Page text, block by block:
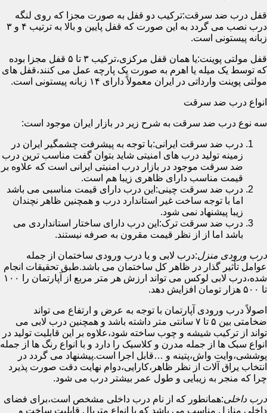
قفل درب ضد سرقت:ترکیب دو قفل به صورت مجزا که روی لنگه
درب نصب می گردد به این صورت که قفل پایین و بالا به ترتیب ۴ و ۳
زبانه پیستونی است.
قفل مولتی پوینت:یا همان قفل مرکزی،ترکیب ۳ تا ۵ قفل مجزا بوده
که توسط یک میله یا اهرم به صورت یک پارچه عمل می کنند،قفل های
مولتی پوینت وارداتی در ایران معمولاً دارای ۱۴ زبانه پیستونی است.
انواع درب ضد سرقت
سه نوع درب ضد سرقت به شرح زیر در بازار ایران موجود است:
درب ضد سرقت ایرانی:با توجه به پیشرفت چشمگیر ایران در
زمینه تولید درب های امنیتی شاید بتوان گفت مناسب ترین درب
ضد سرقت موجود در بازار درب امنیتی ایرانی است که علاوه بر
قیمت مناسب دارای ظاهری زیبا هم است.
درب ضد سرقت چینی:این درب دارای قیمت مناسبی می باشد
اما با توجه ساخت غیر استاندارد درب و همچنین ظاهر نچندان
زیبا پیشنهاد نمی شود.
درب ضد سرقت ترک:این درب دارای ساختار استانداردی می
باشد اما از از نظر قیمت مقرون به صرفه نیستند.
درب ورودی منزل:درب لابی و یا درب ورودی ساختمان از جمله
عوامل تأثیر گذار در ظاهر کل ساختمان می باشد.طبق تحقیقات انجام
شده،درب لابی لوکس می تواند ارزش هر متر مربع از آپارتمان را ۱۰۰
تا ۵۰۰ هزار تومان افزایش دهد.
اصولاً درب ورودی آپارتمان با توجه به عرض و ارتفاع می تواند
ضخامتی بین ۵ تا ۷ سانتی متر داشته باشد و همچنین درب لابی می
تواند از ترکیب شیشه و چوب ساخته شود،علاوه بر این قابلیت تولید در
انواع سبک ها از جمله مدرن و کلاسیک را دارد و با انواع رنگ ها از جمله
پوششی،وایت واش،پتینه و …قابل اجرا است.پیشنهاد می گردد در
انتخاب یراق آلات از نظر ظاهر،کارایی،دوام نهایت دقت صورت پذیرد
چرا که منجر به زیبایی و طول عمر بیشتر درب می شود.
درب داخلی:همانطور که از نام درب داخلی مشخص است،برای فضای
داخلی منازل مناسب می باشد که با انواع متریال قابلیت ساخت و